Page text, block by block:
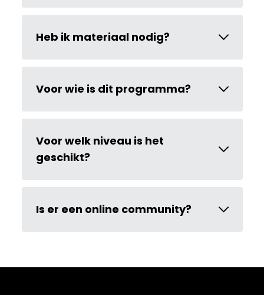
Heb ik materiaal nodig?
Voor wie is dit programma?
Voor welk niveau is het
geschikt?
Is er een online community?